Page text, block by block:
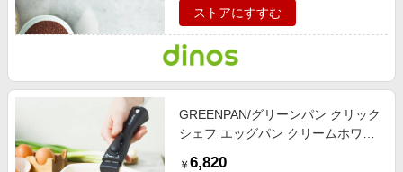
ストアにすすむ
GREENPAN/グリーンパン クリック
シェフ エッグパン クリームホワイ
￥ 6,820